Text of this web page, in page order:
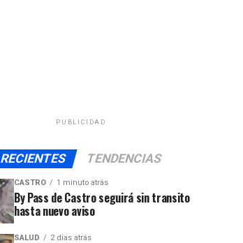
PUBLICIDAD
RECIENTES TENDENCIAS
CASTRO 1 minuto atrás
By Pass de Castro seguirá sin transito
hasta nuevo aviso
SALUD 2 días atrás